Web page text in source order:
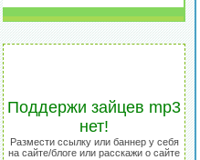
Поддержи зайцев mp3
нет!
Размести ссылку или баннер у себя
на сайте/блоге или расскажи о сайте